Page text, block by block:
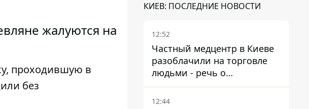
жалуются на
проходившую в
без
КИЕВ: ПОСЛЕДНИЕ НОВОСТИ
12:52
Частный медцентр в Киеве
разоблачили на торговле
людьми - речь о
суррогатном материнстве
12:44